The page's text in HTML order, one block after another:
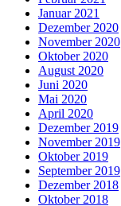
Januar 2021
Dezember 2020
November 2020
Oktober 2020
August 2020
Juni 2020
Mai 2020
April 2020
Dezember 2019
November 2019
Oktober 2019
September 2019
Dezember 2018
Oktober 2018